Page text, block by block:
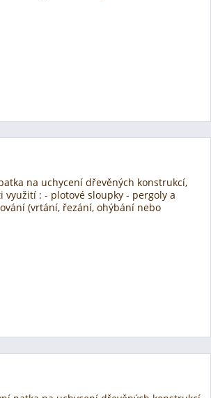
na uchycení dřevěných konstrukcí,
využití : - plotové sloupky - pergoly a
(vrtání, řezání, ohýbání nebo